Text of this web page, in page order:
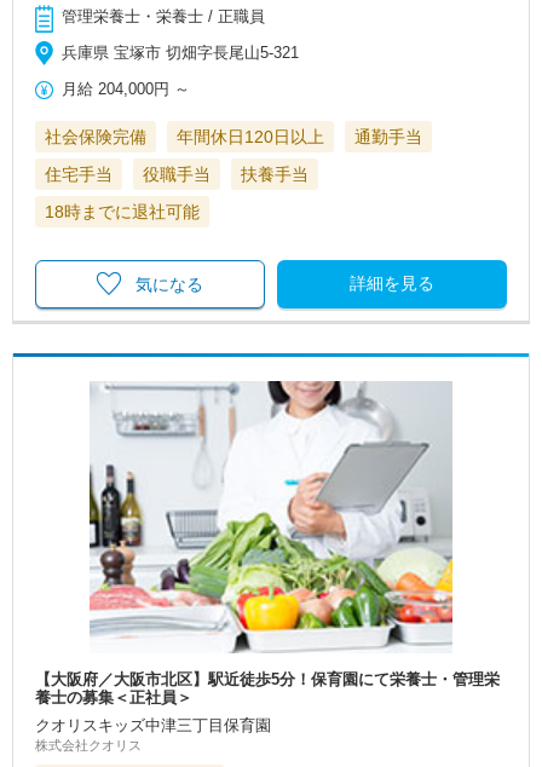
管理栄養士・栄養士 / 正職員
兵庫県 宝塚市 切畑字長尾山5-321
月給 204,000円 ～
社会保険完備 年間休日120日以上
通勤手当
住宅手当
役職手当
扶養手当
18時までに退社可能
詳細を見る
気になる
【大阪府／大阪市北区】駅近徒歩5分！保育園にて栄養士・管理栄
養士の募集＜正社員＞
クオリスキッズ中津三丁目保育園
株式会社クオリス